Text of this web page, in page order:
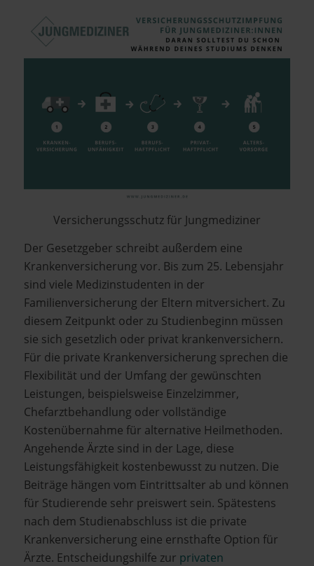
Versicherungsschutz für Jungmediziner
Der Gesetzgeber schreibt außerdem eine
Krankenversicherung vor. Bis zum 25. Lebensjahr
sind viele Medizinstudenten in der
Familienversicherung der Eltern mitversichert. Zu
diesem Zeitpunkt oder zu Studienbeginn müssen
sie sich gesetzlich oder privat krankenversichern.
Für die private Krankenversicherung sprechen die
Flexibilität und der Umfang der gewünschten
Leistungen, beispielsweise Einzelzimmer,
Chefarztbehandlung oder vollständige
Kostenübernahme für alternative Heilmethoden.
Angehende Ärzte sind in der Lage, diese
Leistungsfähigkeit kostenbewusst zu nutzen. Die
Beiträge hängen vom Eintrittsalter ab und können
für Studierende sehr preiswert sein. Spätestens
nach dem Studienabschluss ist die private
Krankenversicherung eine ernsthafte Option für
Ärzte. Entscheidungshilfe zur privaten